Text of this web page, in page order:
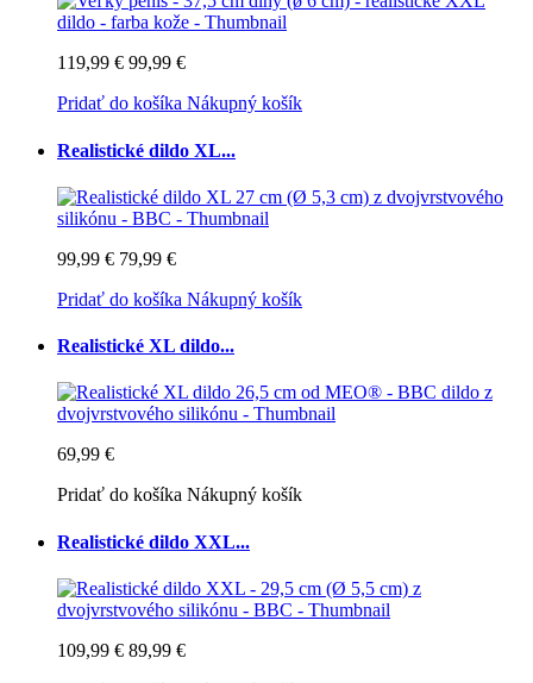
119,99 € 99,99 €
Pridať do košíka Nákupný košík
Realistické dildo XL...
99,99 € 79,99 €
Pridať do košíka Nákupný košík
Realistické XL dildo...
69,99 €
Pridať do košíka Nákupný košík
Realistické dildo XXL...
109,99 € 89,99 €